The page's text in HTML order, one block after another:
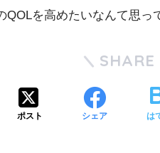
を高めたいなんて思っ
SHARE
ポスト シェア は